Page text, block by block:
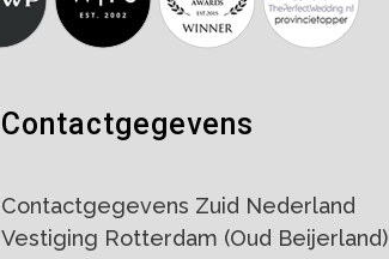
Contactgegevens
Contactgegevens Zuid Nederland
Vestiging Rotterdam (Oud Beijerland)